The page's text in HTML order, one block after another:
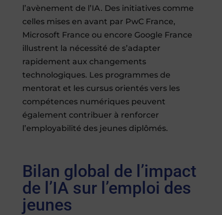
l’avènement de l’IA. Des initiatives comme
celles mises en avant par PwC France,
Microsoft France ou encore Google France
illustrent la nécessité de s’adapter
rapidement aux changements
technologiques. Les programmes de
mentorat et les cursus orientés vers les
compétences numériques peuvent
également contribuer à renforcer
l’employabilité des jeunes diplômés.
Bilan global de l’impact
de l’IA sur l’emploi des
jeunes